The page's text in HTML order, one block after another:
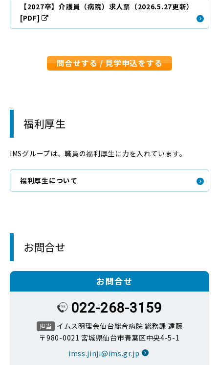
【2027卒】介護員（病院）求人票（2026.5.27更新）
[PDF]
問合せする / 見学申込をする
福利厚生
IMSグループは、職員の福利厚生に力を入れています。
福利厚生について
お問合せ
お問合せ
022-268-3159
担当
イムス明理会仙台総合病院 総務課 遠藤
〒980-0021 宮城県仙台市青葉区中央4-5-1
imss.jinji@ims.gr.jp